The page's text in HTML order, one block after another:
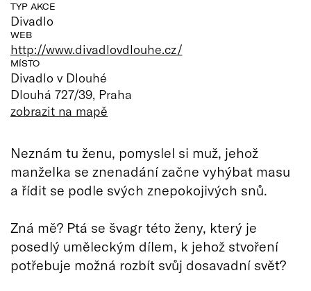
TYP AKCE
Divadlo
WEB
http://www.divadlovdlouhe.cz/
MÍSTO
Divadlo v Dlouhé
Dlouhá 727/39, Praha
zobrazit na mapě
Neznám tu ženu, pomyslel si muž, jehož
manželka se znenadání začne vyhýbat masu
a řídit se podle svých znepokojivých snů.
Zná mě? Ptá se švagr této ženy, který je
posedlý uměleckým dílem, k jehož stvoření
potřebuje možná rozbít svůj dosavadní svět?